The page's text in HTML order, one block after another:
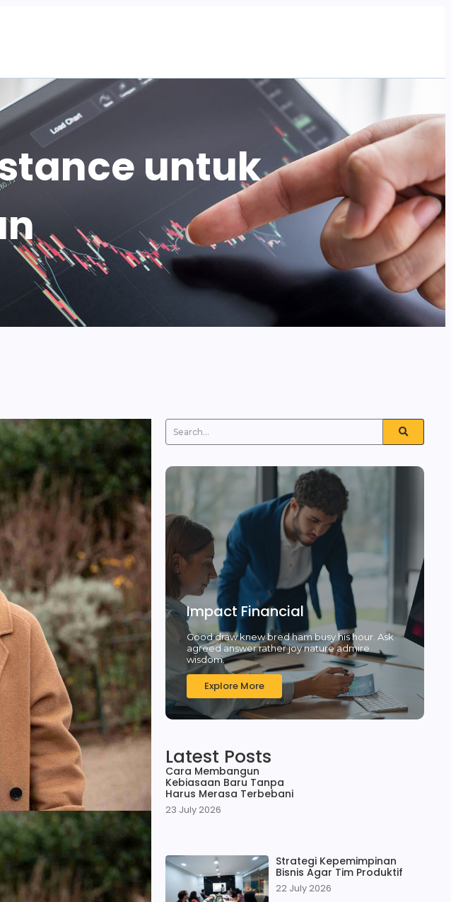
untuk
Impact Financial
Good draw knew bred ham busy his hour. Ask
agreed answer rather joy nature admire
wisdom.
Explore More
Latest Posts
Cara Membangun
Kebiasaan Baru Tanpa
Harus Merasa Terbebani
23 July 2026
Strategi Kepemimpinan
Bisnis Agar Tim Produktif
22 July 2026